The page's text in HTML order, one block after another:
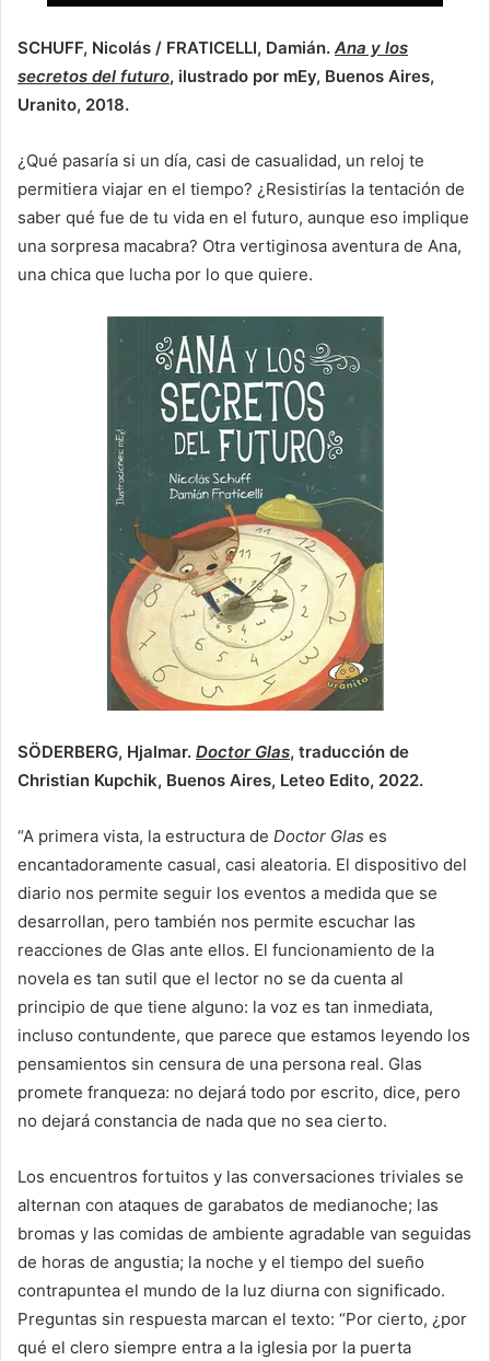
SCHUFF, Nicolás / FRATICELLI, Damián. Ana y los
secretos del futuro, ilustrado por mEy, Buenos Aires,
Uranito, 2018.
¿Qué pasaría si un día, casi de casualidad, un reloj te
permitiera viajar en el tiempo? ¿Resistirías la tentación de
saber qué fue de tu vida en el futuro, aunque eso implique
una sorpresa macabra? Otra vertiginosa aventura de Ana,
una chica que lucha por lo que quiere.
SÖDERBERG, Hjalmar. Doctor Glas, traducción de
Christian Kupchik, Buenos Aires, Leteo Edito, 2022.
“A primera vista, la estructura de Doctor Glas es
encantadoramente casual, casi aleatoria. El dispositivo del
diario nos permite seguir los eventos a medida que se
desarrollan, pero también nos permite escuchar las
reacciones de Glas ante ellos. El funcionamiento de la
novela es tan sutil que el lector no se da cuenta al
principio de que tiene alguno: la voz es tan inmediata,
incluso contundente, que parece que estamos leyendo los
pensamientos sin censura de una persona real. Glas
promete franqueza: no dejará todo por escrito, dice, pero
no dejará constancia de nada que no sea cierto.
Los encuentros fortuitos y las conversaciones triviales se
alternan con ataques de garabatos de medianoche; las
bromas y las comidas de ambiente agradable van seguidas
de horas de angustia; la noche y el tiempo del sueño
contrapuntea el mundo de la luz diurna con significado.
Preguntas sin respuesta marcan el texto: “Por cierto, ¿por
qué el clero siempre entra a la iglesia por la puerta